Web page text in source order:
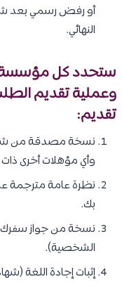
أو رفض رسمي بعد
النهائي.
ستحدد كل مؤسسة
وعملية تقديم
تقديم:
نسخة مصدقة من
وأي مؤهلات أخرى ذات
نظرة عامة مترجمة
بك.
نسخة من جواز
الشخصية).
إثبات إجادة اللغة